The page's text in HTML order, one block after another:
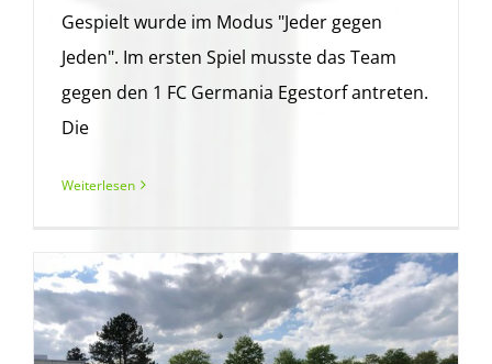
Gespielt wurde im Modus "Jeder gegen
Jeden". Im ersten Spiel musste das Team
gegen den 1 FC Germania Egestorf antreten.
Die
Weiterlesen